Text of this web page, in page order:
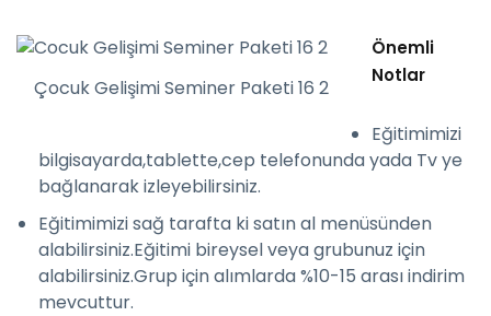
Çocuk Gelişimi Seminer Paketi 16 2
Önemli
Notlar
Eğitimimizi
bilgisayarda,tablette,cep telefonunda yada Tv ye
bağlanarak izleyebilirsiniz.
Eğitimimizi sağ tarafta ki satın al menüsünden
alabilirsiniz.Eğitimi bireysel veya grubunuz için
alabilirsiniz.Grup için alımlarda %10-15 arası indirim
mevcuttur.